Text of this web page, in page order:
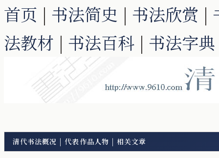
首页 | 书法简史 | 书法欣赏 |
法教材 | 书法百科 | 书法字典
清代书法概况 | 代表作品人物 | 相关文章